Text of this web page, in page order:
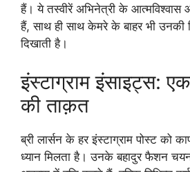
हैं। ये तस्वीरें अभिनेत्री के आत्मविश्वास
हैं, साथ ही साथ केमरे के बाहर भी उनकी
दिखाती है।
इंस्टाग्राम इंसाइट्स:
की ताक़त
ब्री लार्सन के हर इंस्टाग्राम पोस्ट को
ध्यान मिलता है। उनके बहादुर फैशन